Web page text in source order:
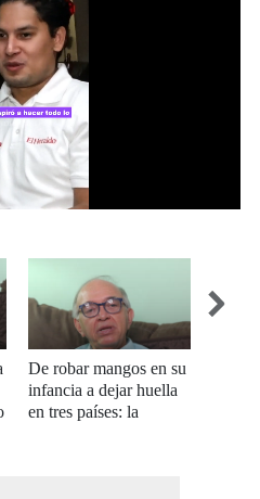
De robar mangos en su
infancia a dejar huella
en tres países: la